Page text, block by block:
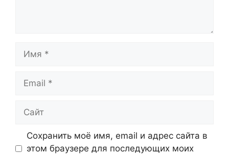
Сохранить моё имя, email и адрес сайта в
этом браузере для последующих моих